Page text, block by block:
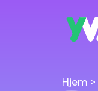
Hjem >